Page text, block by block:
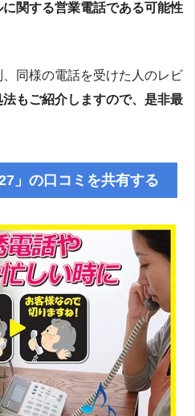
関する営業電話である可能性
同様の電話を受けた人のレビ
もご紹介しますので、是非最
」の口コミを共有する